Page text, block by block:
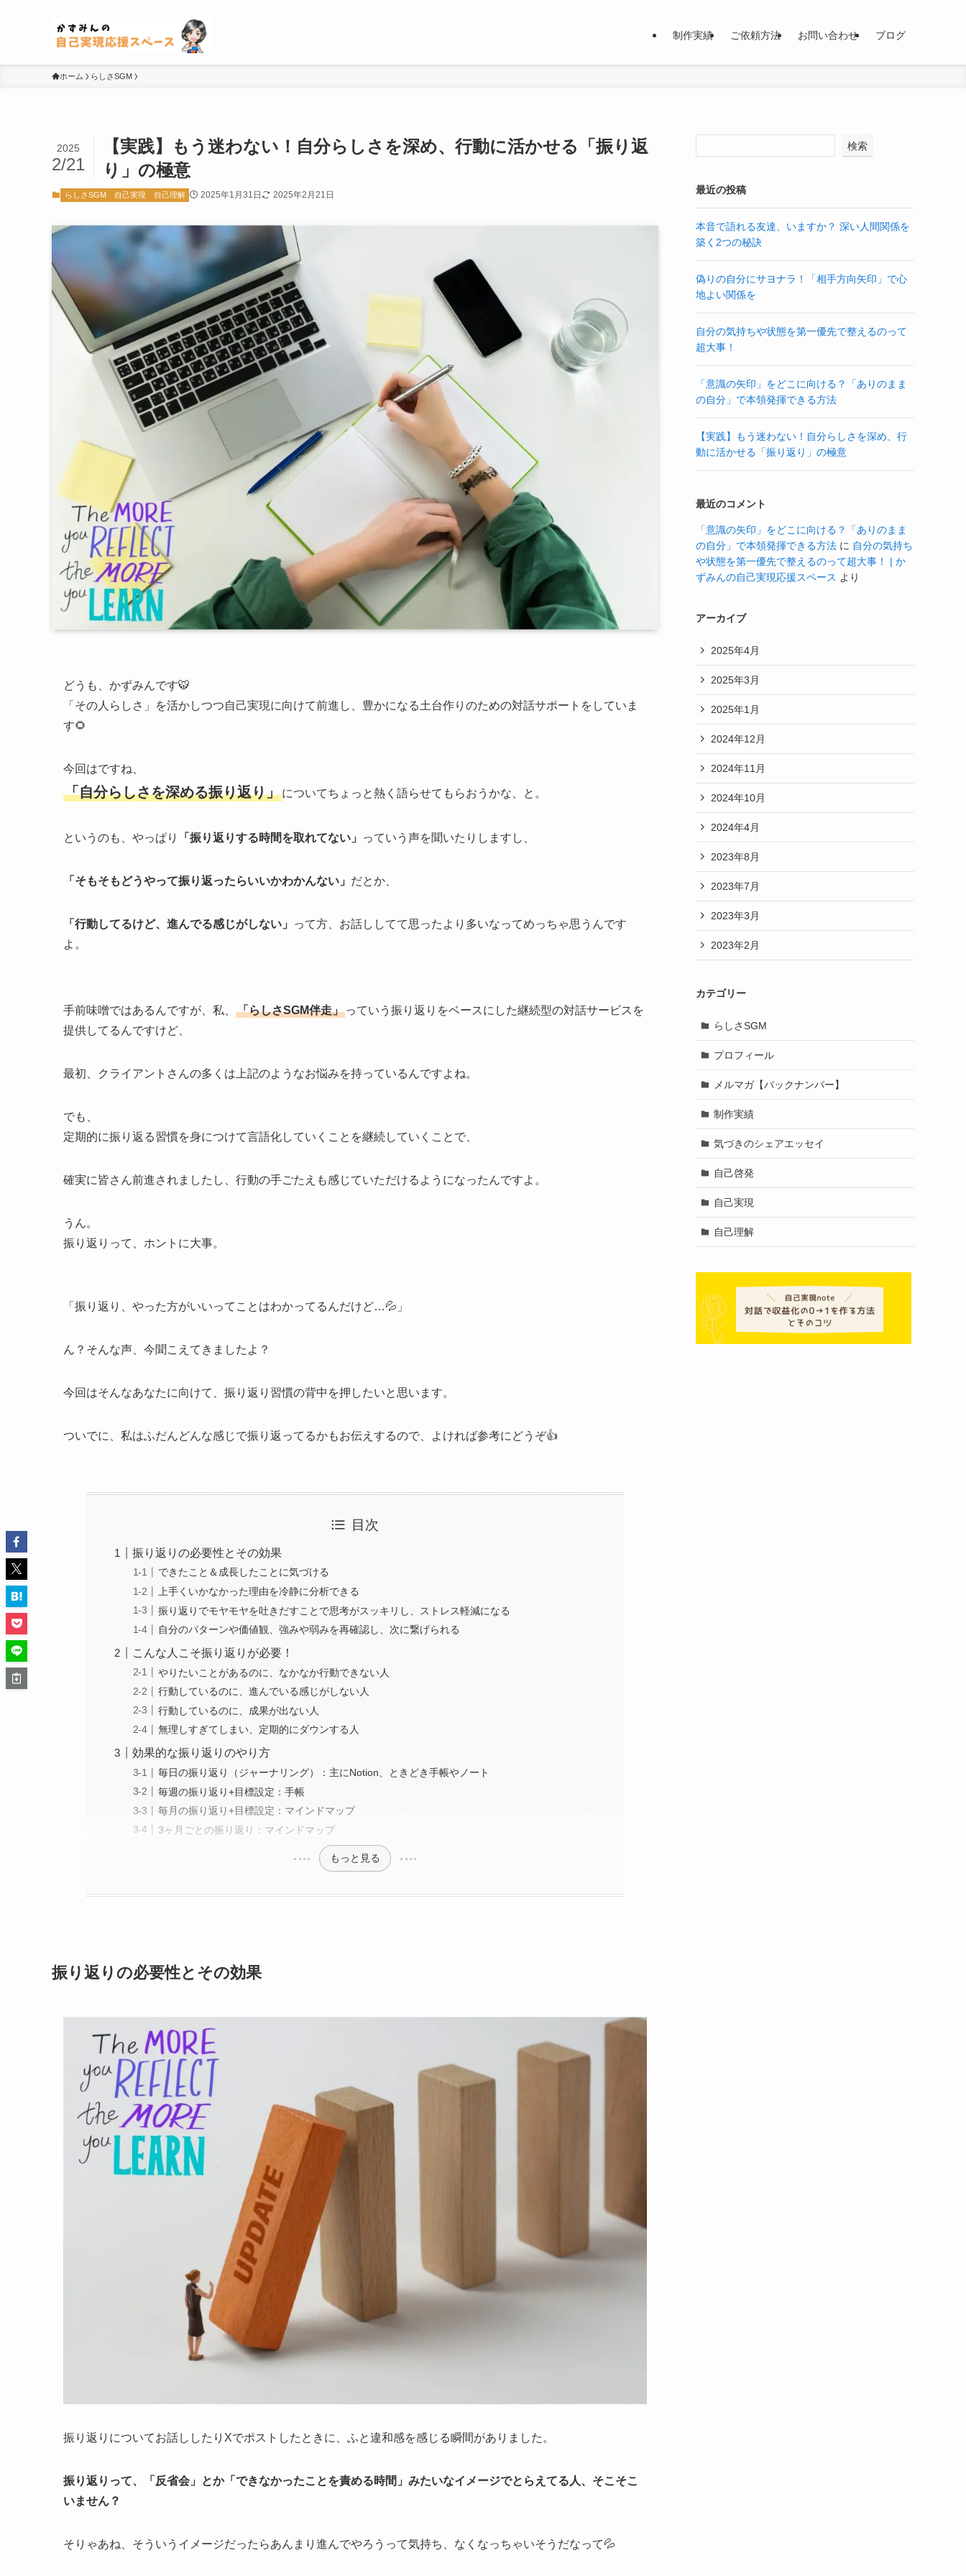
制作実績 ご依頼方法 お問い合わせ ブログ
ホーム らしさSGM
【実践】もう迷わない！自分らしさを深め、行動に活かせる「振り返
り」の極意
2025
2/21
らしさSGM 自己実現 自己理解 2025年1月31日 2025年2月21日
どうも、かずみんです🐯
「その人らしさ」を活かしつつ自己実現に向けて前進し、豊かになる土台作りのための対話サポートをしていま
す🌻
今回はですね、
「自分らしさを深める振り返り」についてちょっと熱く語らせてもらおうかな、と。
というのも、やっぱり 「振り返りする時間を取れてない」 っていう声を聞いたりしますし、
「そもそもどうやって振り返ったらいいかわかんない」 だとか、
「行動してるけど、進んでる感じがしない」
って方、お話ししてて思ったより多いなってめっちゃ思うんです
よ。
手前味噌ではあるんですが、私、 「らしさSGM伴走」 っていう振り返りをベースにした継続型の対話サービスを
提供してるんですけど、
最初、クライアントさんの多くは上記のようなお悩みを持っているんですよね。
でも、
定期的に振り返る習慣を身につけて言語化していくことを継続していくことで、
確実に皆さん前進されましたし、行動の手ごたえも感じていただけるようになったんですよ。
うん。
振り返りって、ホントに大事。
「振り返り、やった方がいいってことはわかってるんだけど…💦」
ん？そんな声、今聞こえてきましたよ？
今回はそんなあなたに向けて、振り返り習慣の背中を押したいと思います。
ついでに、私はふだんどんな感じで振り返ってるかもお伝えするので、よければ参考にどうぞ👍
目次
振り返りの必要性とその効果
できたこと＆成長したことに気づける
上手くいかなかった理由を冷静に分析できる
振り返りでモヤモヤを吐きだすことで思考がスッキリし、ストレス軽減になる
自分のパターンや価値観、強みや弱みを再確認し、次に繋げられる
こんな人こそ振り返りが必要！
やりたいことがあるのに、なかなか行動できない人
行動しているのに、進んでいる感じがしない人
行動しているのに、成果が出ない人
無理しすぎてしまい、定期的にダウンする人
効果的な振り返りのやり方
毎日の振り返り（ジャーナリング）：主にNotion、ときどき手帳やノート
毎週の振り返り+目標設定：手帳
毎月の振り返り+目標設定：マインドマップ
3ヶ月ごとの振り返り：マインドマップ
もっと見る
振り返りの必要性とその効果
振り返りについてお話ししたりXでポストしたときに、ふと違和感を感じる瞬間がありました。
振り返りって、「反省会」とか「できなかったことを責める時間」みたいなイメージでとらえてる人、そこそこ
いません？
そりゃあね、そういうイメージだったらあんまり進んでやろうって気持ち、なくなっちゃいそうだなって💦
検索
最近の投稿
本音で語れる友達、いますか？ 深い人間関係を
築く2つの秘訣
偽りの自分にサヨナラ！「相手方向矢印」で心
地よい関係を
自分の気持ちや状態を第一優先で整えるのって
超大事！
「意識の矢印」をどこに向ける？「ありのまま
の自分」で本領発揮できる方法
【実践】もう迷わない！自分らしさを深め、行
動に活かせる「振り返り」の極意
最近のコメント
「意識の矢印」をどこに向ける？「ありのまま
の自分」で本領発揮できる方法 に 自分の気持ち
や状態を第一優先で整えるのって超大事！ | か
ずみんの自己実現応援スペース より
アーカイブ
2025年4月
2025年3月
2025年1月
2024年12月
2024年11月
2024年10月
2024年4月
2023年8月
2023年7月
2023年3月
2023年2月
カテゴリー
らしさSGM
プロフィール
メルマガ【バックナンバー】
制作実績
気づきのシェアエッセイ
自己啓発
自己実現
自己理解